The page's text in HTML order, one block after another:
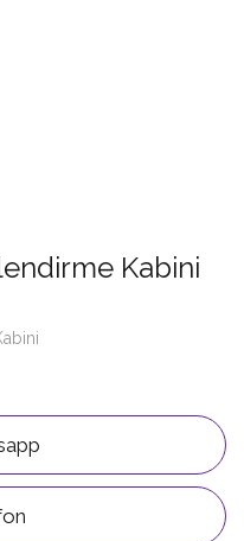
Kabini